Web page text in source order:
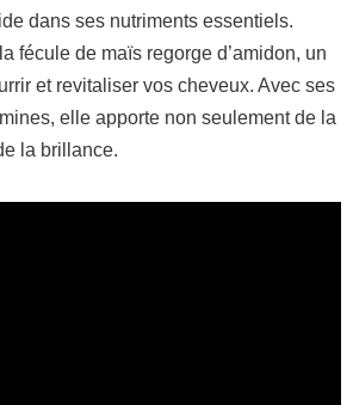
dans ses nutriments essentiels.
fécule de maïs regorge d’amidon, un
et revitaliser vos cheveux. Avec ses
elle apporte non seulement de la
la brillance.